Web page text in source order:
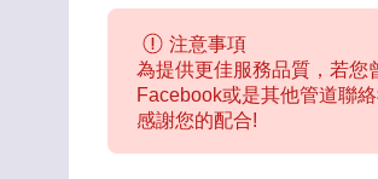
注意事項
為提供更佳服務品質，若您
Facebook或是其他管道聯
感謝您的配合!